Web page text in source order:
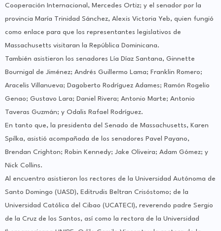
Cooperación Internacional, Mercedes Ortiz; y el senador por la
provincia María Trinidad Sánchez, Alexis Victoria Yeb, quien fungió
como enlace para que los representantes legislativos de
Massachusetts visitaran la República Dominicana.
También asistieron los senadores Lía Díaz Santana, Ginnette
Bournigal de Jiménez; Andrés Guillermo Lama; Franklin Romero;
Aracelis Villanueva; Dagoberto Rodríguez Adames; Ramón Rogelio
Genao; Gustavo Lara; Daniel Rivera; Antonio Marte; Antonio
Taveras Guzmán; y Odalis Rafael Rodríguez.
En tanto que, la presidenta del Senado de Massachusetts, Karen
Spilka, asistió acompañada de los senadores Pavel Payano,
Brendan Crighton; Robin Kennedy; Jake Oliveira; Adam Gómez; y
Nick Collins.
Al encuentro asistieron los rectores de la Universidad Autónoma de
Santo Domingo (UASD), Editrudis Beltran Crisóstomo; de la
Universidad Católica del Cibao (UCATECI), reverendo padre Sergio
de la Cruz de los Santos, así como la rectora de la Universidad